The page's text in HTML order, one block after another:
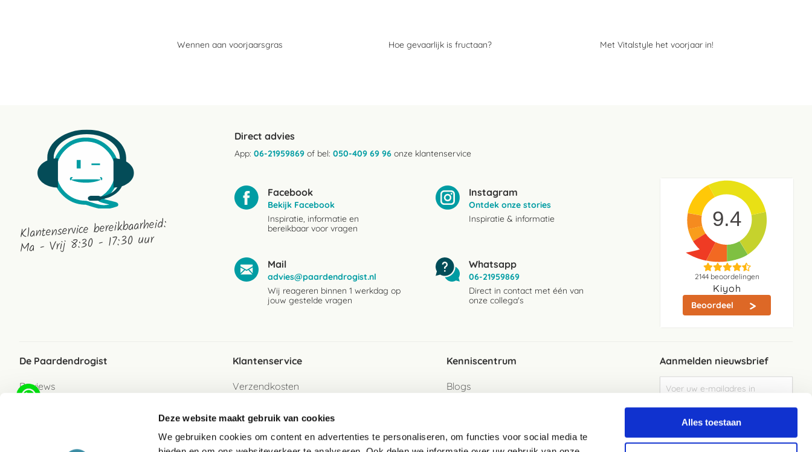
Deze website maakt gebruik van cookies
We gebruiken cookies om content en advertenties te personaliseren, om functies voor social media te
Alles toestaan
Wennen aan voorjaarsgras Hoe gevaarlijk is fructaan? Met Vitalstyle het voorjaar in!
Klantenservice bereikbaarheid:
Ma - Vrij 8:30 - 17:30 uur
Direct advies
App: 06-21959869 of bel: 050-409 69 96 onze klantenservice
Facebook
Bekijk Facebook
Inspiratie, informatie en
bereikbaar voor vragen
Instagram
Ontdek onze stories
Inspiratie & informatie
Mail
advies@paardendrogist.nl
Wij reageren binnen 1 werkdag op
jouw gestelde vragen
Whatsapp
06-21959869
Direct in contact met één van
onze collega's
9.4
2144beoordelingen
Kiyoh
Beoordeel
De Paardendrogist
Reviews
Klantenservice
Verzendkosten
Betaalwijzen
Retour
Kenniscentrum
Blogs
Aanmelden nieuwsbrief
u
op
Elke week de beste acties en het laaste